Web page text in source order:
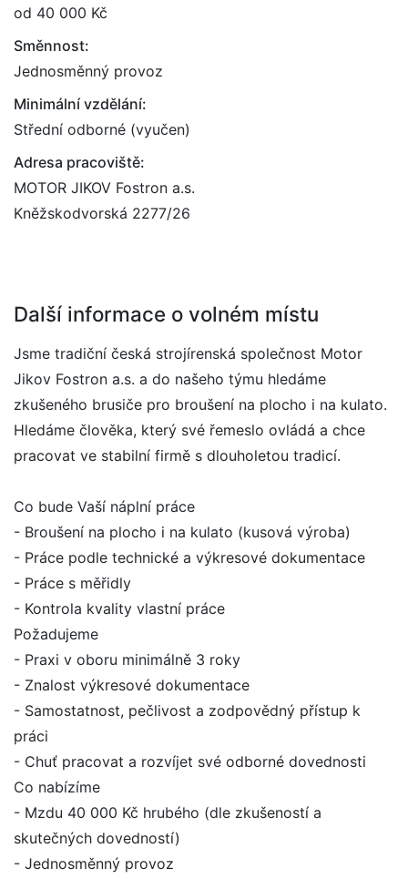
od 40 000 Kč
Směnnost:
Jednosměnný provoz
Minimální vzdělání:
Střední odborné (vyučen)
Adresa pracoviště:
MOTOR JIKOV Fostron a.s.
Kněžskodvorská 2277/26
Další informace o volném místu
Jsme tradiční česká strojírenská společnost Motor
Jikov Fostron a.s. a do našeho týmu hledáme
zkušeného brusiče pro broušení na plocho i na kulato.
Hledáme člověka, který své řemeslo ovládá a chce
pracovat ve stabilní firmě s dlouholetou tradicí.
Co bude Vaší náplní práce
- Broušení na plocho i na kulato (kusová výroba)
- Práce podle technické a výkresové dokumentace
- Práce s měřidly
- Kontrola kvality vlastní práce
Požadujeme
- Praxi v oboru minimálně 3 roky
- Znalost výkresové dokumentace
- Samostatnost, pečlivost a zodpovědný přístup k
práci
- Chuť pracovat a rozvíjet své odborné dovednosti
Co nabízíme
- Mzdu 40 000 Kč hrubého (dle zkušeností a
skutečných dovedností)
- Jednosměnný provoz